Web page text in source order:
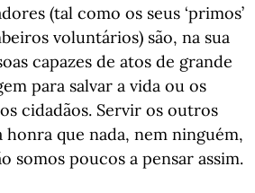
(tal como os seus ‘primos’
voluntários) são, na sua
capazes de atos de grande
para salvar a vida ou os
cidadãos. Servir os outros
honra que nada, nem ninguém,
somos poucos a pensar assim.